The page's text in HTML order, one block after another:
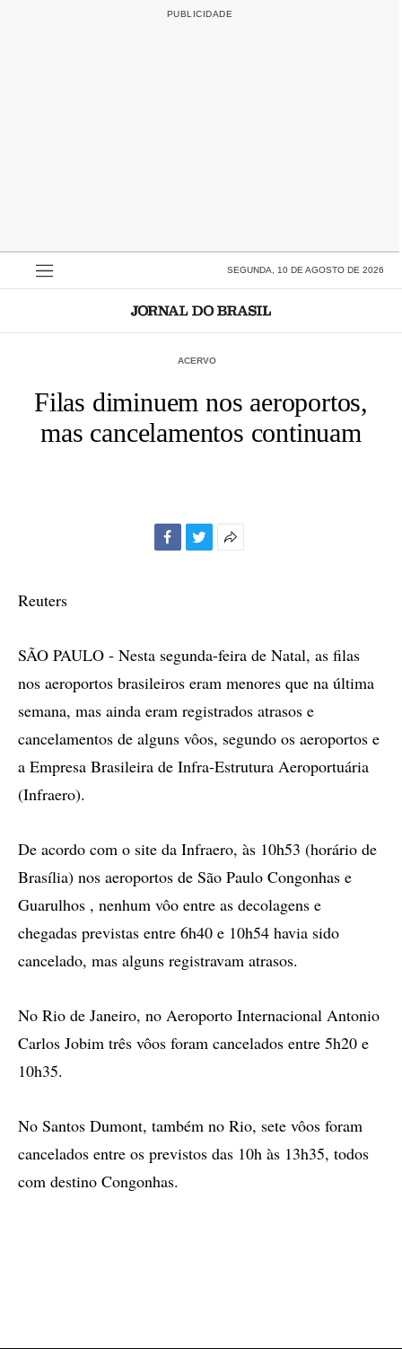
SEGUNDA, 10 DE AGOSTO DE 2026
ACERVO
Filas diminuem nos aeroportos,
mas cancelamentos continuam
Reuters
SÃO PAULO - Nesta segunda-feira de Natal, as filas
nos aeroportos brasileiros eram menores que na última
semana, mas ainda eram registrados atrasos e
cancelamentos de alguns vôos, segundo os aeroportos e
a Empresa Brasileira de Infra-Estrutura Aeroportuária
(Infraero).
De acordo com o site da Infraero, às 10h53 (horário de
Brasília) nos aeroportos de São Paulo Congonhas e
Guarulhos , nenhum vôo entre as decolagens e
chegadas previstas entre 6h40 e 10h54 havia sido
cancelado, mas alguns registravam atrasos.
No Rio de Janeiro, no Aeroporto Internacional Antonio
Carlos Jobim três vôos foram cancelados entre 5h20 e
10h35.
No Santos Dumont, também no Rio, sete vôos foram
cancelados entre os previstos das 10h às 13h35, todos
com destino Congonhas.